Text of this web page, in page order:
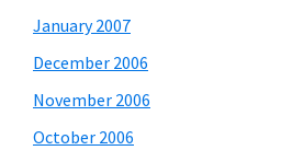
January 2007
December 2006
November 2006
October 2006